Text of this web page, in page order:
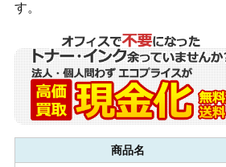
す。
商品名